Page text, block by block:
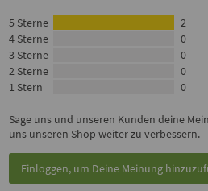
5 Sterne
2
4 Sterne
0
3 Sterne
0
2 Sterne
0
1 Stern
0
Sage uns und unseren Kunden deine
uns unseren Shop weiter zu verbessern.
Einloggen, um Deine Meinung